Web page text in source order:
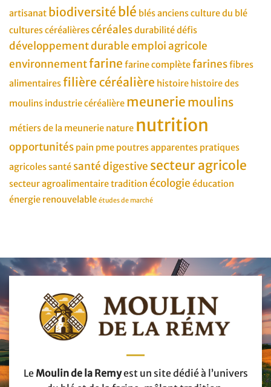
artisanat biodiversité blé blés anciensculture du blé
cultures céréalièrescéréalesdurabilitédéfis
développement durableemploi agricole
environnementfarine farine complètefarinesfibres
alimentairesfilière céréalière histoire histoire des
moulins industrie céréalière meunerie moulins
métiers de la meunerie nature nutrition
opportunités pain pme poutres apparentes pratiques
agricolessanté santé digestive secteur agricole
secteur agroalimentairetradition écologie éducation
énergie renouvelable études de marché
Le Moulin de la Remyest un site dédié à l’univers